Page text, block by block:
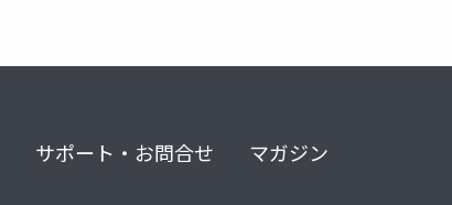
サポート・お問合せ マガジン